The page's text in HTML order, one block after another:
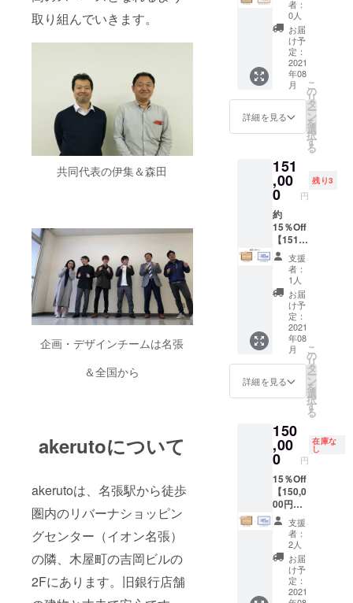
取り組んでいきます。
共同代表の伊集＆森田
企画・デザインチームは名張
＆全国から
akerutoについて
akerutoは、名張駅から徒歩
圏内のリバーナショッピン
グセンター（イオン名張）
の隣、木屋町の吉岡ビルの
2Fにあります。旧銀行店舗
ご掲載
の名前
と事業
者他の
方は事
業PR文
40字程
度まで
をご記
入くだ
の記入
は必須
項目で
す。
る木を
設置い
たしま
す！
▶ 果
樹につ
けるプ
レート
にお名
せてい
ただき
ます。
▶︎ 公
開され
るご支
援者名
簿への
記載
▶
akeruto
ウォー
ルに木
材への
記名 ※
注意 設
置する
果樹は
ただき
ます。
お名前
の掲載
をご希
望の方
は、備
考欄に
ご掲載
の名前
と事業
者他の
方は事
業PR文
ファン
ディン
グ限定
フリー
席 平日
プラン
12ヶ月
（1年
間） ＜
リター
ン詳細
常
7,500（
月）
x12ヶ月
=90,000
円相当
■
9:00~1
8:00 ま
での利
用した
い放題
■ 公開
される
ご支援
者名簿
への記
載 ※ご
利用開
始可
2021年
8月以降
の申込
み月よ
り 1年
間とな
ります
※2021
年12月
末日ま
でご利
用お申
し込み
のない
者：
0人
お届
け予
定：
2021
年08
月
詳細を見る
こ
の
リ
タ
ー
ン
を
選
択
す
る
151
,00
0 円
残り3
約
15％Off
【151,0
00円】
クラウ
ドファ
ンディ
ング限
定 シェ
アオ
フィス
1人 指
定席
プラン
12ヶ月
＜リ
詳細＞
■ 通常
15,000
（月）
x12ヶ月
=175,00
0円相当
■ 営業
時間内
利用し
たい放
題 ■ 公
開され
るご支
支援
者：
1人
お届
け予
定：
2021
年08
月
詳細を見る
こ
の
リ
タ
ー
ン
を
選
択
す
る
150
,00
0 円
在庫な
し
15％Off
【150,0
00円】
クラウ
ドファ
ンディ
ング限
定 シェ
アオ
フィス
支援
者：
2人
お届
け予
定：
2021